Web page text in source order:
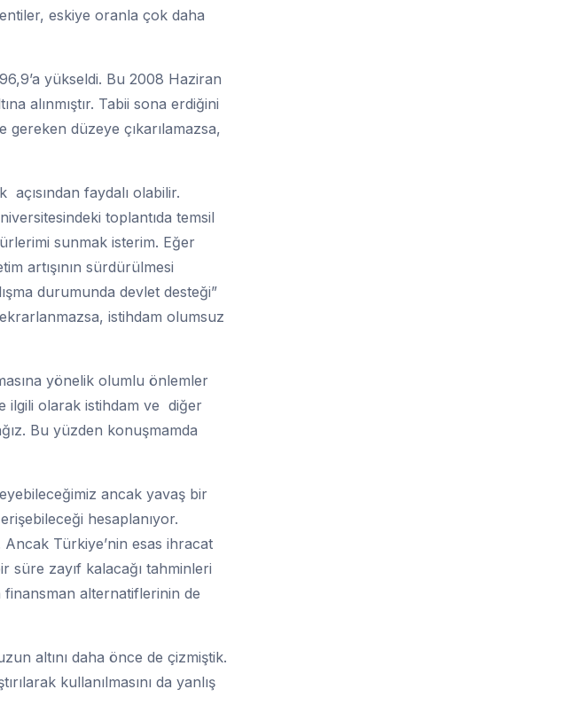
eskiye oranla çok daha
yükseldi. Bu 2008 Haziran
alınmıştır. Tabii sona erdiğini
düzeye çıkarılamazsa,
açısından faydalı olabilir.
toplantıda temsil
sunmak isterim. Eğer
artışının sürdürülmesi
durumunda devlet desteği”
istihdam olumsuz
yönelik olumlu önlemler
ilgili olarak istihdam ve diğer
Bu yüzden konuşmamda
ancak yavaş bir
hesaplanıyor.
Türkiye’nin esas ihracat
süre zayıf kalacağı tahminleri
finansman alternatiflerinin de
altını daha önce de çizmiştik.
kullanılmasını da yanlış